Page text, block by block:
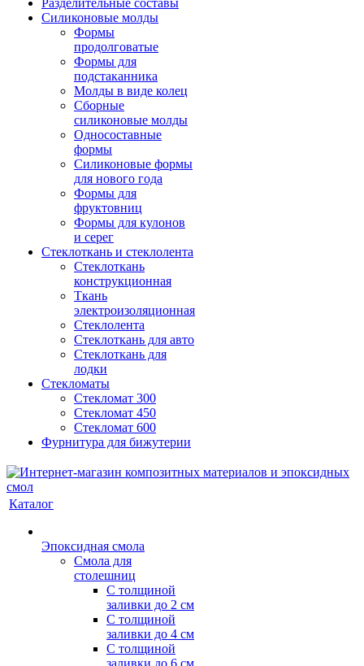
Разделительные составы
Силиконовые молды
Формы
продолговатые
Формы для
подстаканника
Молды в виде колец
Сборные
силиконовые молды
Односоставные
формы
Силиконовые формы
для нового года
Формы для
фруктовниц
Формы для кулонов
и серег
Стеклоткань и стеклолента
Стеклоткань
конструкционная
Ткань
электроизоляционная
Стеклолента
Стеклоткань для авто
Стеклоткань для
лодки
Стекломаты
Стекломат 300
Стекломат 450
Стекломат 600
Фурнитура для бижутерии
Каталог
Эпоксидная смола
Смола для
столешниц
С толщиной
заливки до 2 см
С толщиной
заливки до 4 см
С толщиной
заливки до 6 см